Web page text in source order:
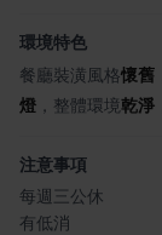
環境特色
餐廳裝潢風格懷舊
燈 ，整體環境乾淨
注意事項
每週三公休
有低消